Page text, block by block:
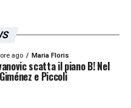
ago Maria Floris
scatta il piano B! Nel
e Piccoli